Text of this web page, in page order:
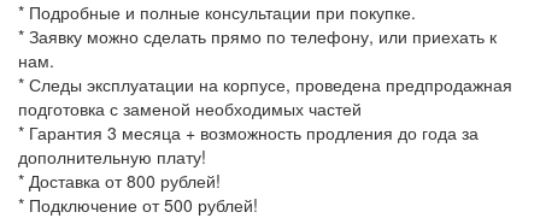
* Подробные и полные консультации при покупке.
* Заявку можно сделать прямо по телефону, или приехать к
нам.
* Следы эксплуатации на корпусе, проведена предпродажная
подготовка с заменой необходимых частей
* Гарантия 3 месяца + возможность продления до года за
дополнительную плату!
* Доставка от 800 рублей!
* Подключение от 500 рублей!